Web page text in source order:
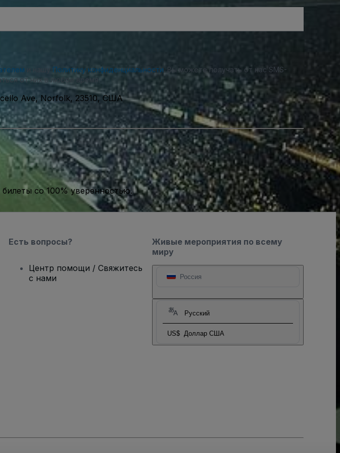
Политику конфиденциальности . Вы можете получать от нас SMS-
от них в любое время.
Ave, Norfolk, 23510, США
со 100% уверенностью.
Живые мероприятия по всему
миру
Россия
Русский
US$ Доллар США
Есть вопросы?
Центр помощи / Свяжитесь
с нами